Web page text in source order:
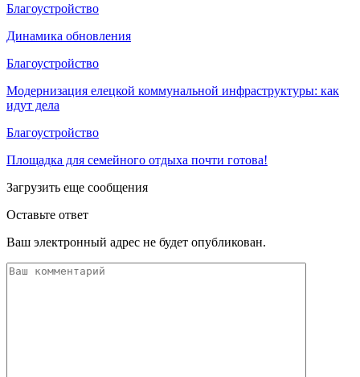
Благоустройство
Динамика обновления
Благоустройство
Модернизация елецкой коммунальной инфраструктуры: как
идут дела
Благоустройство
Площадка для семейного отдыха почти готова!
Загрузить еще сообщения
Оставьте ответ
Ваш электронный адрес не будет опубликован.